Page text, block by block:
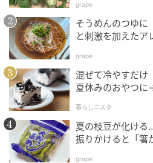
アペリティーヴォにふさ
そして、この至福の時間を完成
かせないのが、冷えたワイン
よい微風を感じながら楽しむ
あるピエモンテ州が誇る「Asti
すめしたい。中でも「Canti（
ィ・スプマンテは、この季節
ど寄り添ってくれる。
grape
そうめんのつゆ
と刺激を加えたア
grape
混ぜて冷やすだけ
夏休みのおやつに
暮らしニスタ
夏の枝豆が化ける
振りかけると「箸
grape